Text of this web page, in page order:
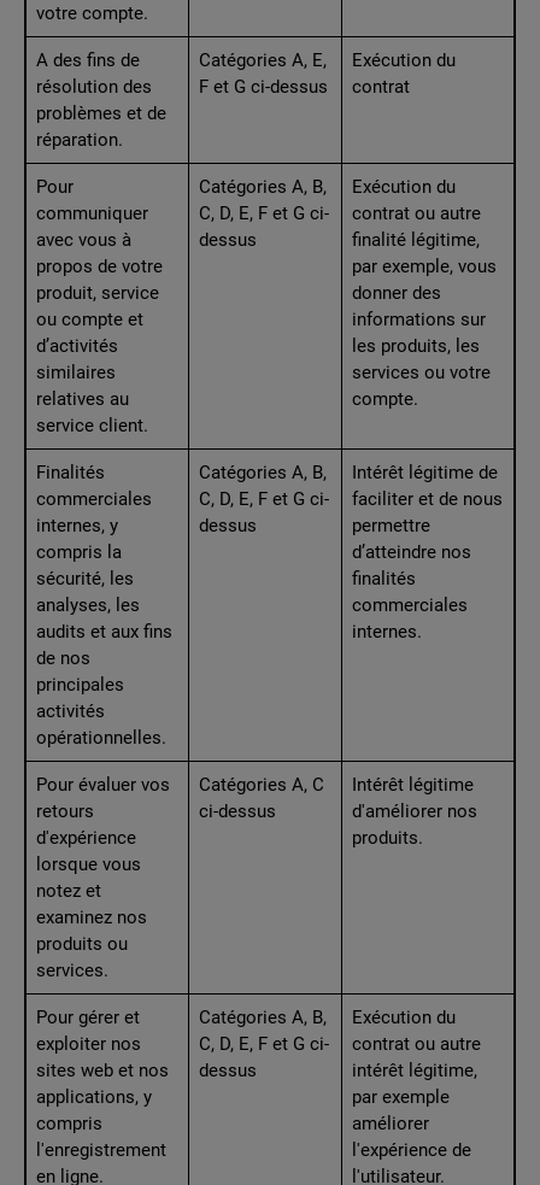
votre compte.
A des fins de
résolution des
problèmes et de
réparation.
Catégories A, E,
F et G ci-dessus
Exécution du
contrat
Pour
communiquer
avec vous à
propos de votre
produit, service
ou compte et
d’activités
similaires
relatives au
service client.
Catégories A, B,
C, D, E, F et G ci-
dessus
Exécution du
contrat ou autre
finalité légitime,
par exemple, vous
donner des
informations sur
les produits, les
services ou votre
compte.
Finalités
commerciales
internes, y
compris la
sécurité, les
analyses, les
audits et aux fins
de nos
principales
activités
opérationnelles.
Catégories A, B,
C, D, E, F et G ci-
dessus
Intérêt légitime de
faciliter et de nous
permettre
d’atteindre nos
finalités
commerciales
internes.
Pour évaluer vos
retours
d'expérience
lorsque vous
notez et
examinez nos
produits ou
services.
Catégories A, C
ci-dessus
Intérêt légitime
d'améliorer nos
produits.
Pour gérer et
exploiter nos
sites web et nos
applications, y
compris
l'enregistrement
en ligne.
Catégories A, B,
C, D, E, F et G ci-
dessus
Exécution du
contrat ou autre
intérêt légitime,
par exemple
améliorer
l'expérience de
l'utilisateur.